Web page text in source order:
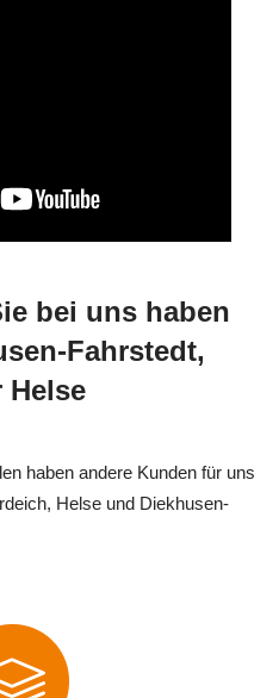
bei uns haben
Fahrstedt,
Helse
haben andere Kunden für uns
Helse und Diekhusen-